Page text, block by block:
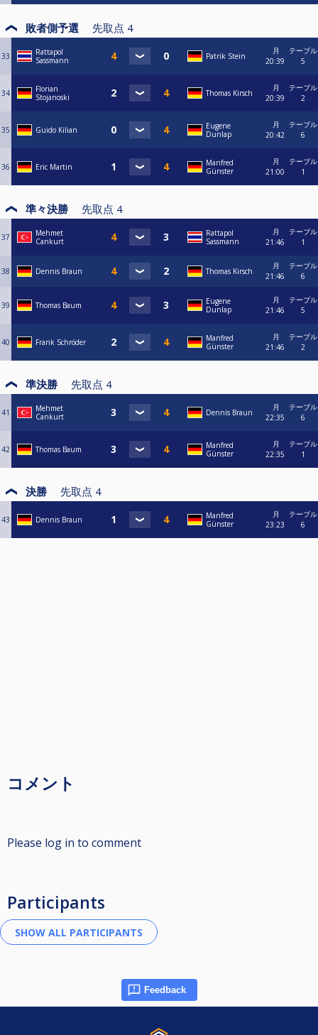
敗者側予選 先取点 4
33
Rattapol
Sassmann
Patrik Stein
月
20:39
テーブル
5
34
Florian
Stojanoski
Thomas Kirsch
月
20:39
テーブル
2
35 Guido Kilian
Eugene
Dunlap
月
20:42
テーブル
6
36 Eric Martin
Manfred
Günster
月
21:00
テーブル
1
準々決勝 先取点 4
37
Mehmet
Cankurt
Rattapol
Sassmann
月
21:46
テーブル
1
38 Dennis Braun Thomas Kirsch
月
21:46
テーブル
6
39 Thomas Baum
Eugene
Dunlap
月
21:46
テーブル
5
40 Frank Schröder
Manfred
Günster
月
21:46
テーブル
2
準決勝 先取点 4
41
Mehmet
Cankurt
Dennis Braun
月
22:35
テーブル
6
42 Thomas Baum
Manfred
Günster
月
22:35
テーブル
1
決勝 先取点 4
43 Dennis Braun
Manfred
Günster
月
23:23
テーブル
6
コメント
Please log in to comment
Participants
Feedback